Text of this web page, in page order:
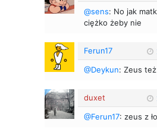
@sens: No jak
ciężko żeby nie
Ferun17
@Deykun: Zeus
duxet
@Ferun17: zeus z